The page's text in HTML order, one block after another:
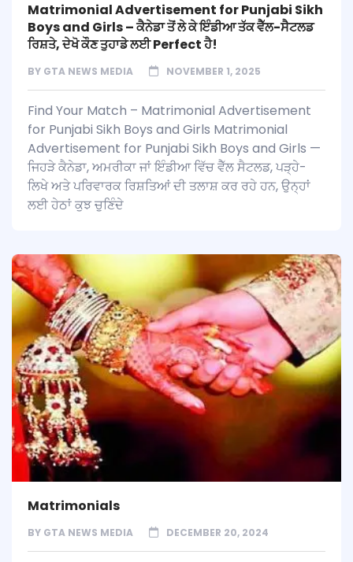
Matrimonial Advertisement for Punjabi Sikh
Boys and Girls – ਕੈਨੇਡਾ ਤੋਂ ਲੇ ਕੇ ਇੰਡੀਆ ਤੱਕ ਵੈੱਲ-ਸੈਟਲਡ
ਰਿਸ਼ਤੇ, ਦੇਖੋ ਕੌਣ ਤੁਹਾਡੇ ਲਈ Perfect ਹੈ!
BY GTA NEWS MEDIA NOVEMBER 1, 2025
Find Your Match – Matrimonial Advertisement
for Punjabi Sikh Boys and Girls Matrimonial
Advertisement for Punjabi Sikh Boys and Girls —
ਜਿਹੜੇ ਕੈਨੇਡਾ, ਅਮਰੀਕਾ ਜਾਂ ਇੰਡੀਆ ਵਿੱਚ ਵੈੱਲ ਸੈਟਲਡ, ਪੜ੍ਹੇ-
ਲਿਖੇ ਅਤੇ ਪਰਿਵਾਰਕ ਰਿਸ਼ਤਿਆਂ ਦੀ ਤਲਾਸ਼ ਕਰ ਰਹੇ ਹਨ, ਉਨ੍ਹਾਂ
ਲਈ ਹੇਠਾਂ ਕੁਝ ਚੁਣਿੰਦੇ
Matrimonials
BY GTA NEWS MEDIA DECEMBER 20, 2024